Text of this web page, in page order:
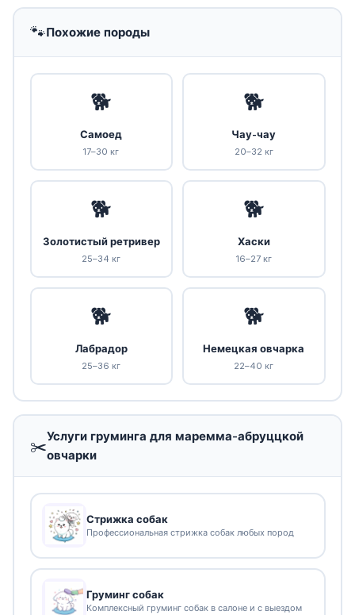
🐾Похожие породы
🐕
Самоед
17–30 кг
🐕
Чау-чау
20–32 кг
🐕
Золотистый ретривер
25–34 кг
🐕
Хаски
16–27 кг
🐕
Лабрадор
25–36 кг
🐕
Немецкая овчарка
22–40 кг
✂️
Услуги груминга для маремма-абруццкой
овчарки
Стрижка собак
Профессиональная стрижка собак любых пород
Груминг собак
Комплексный груминг собак в салоне и с выездом